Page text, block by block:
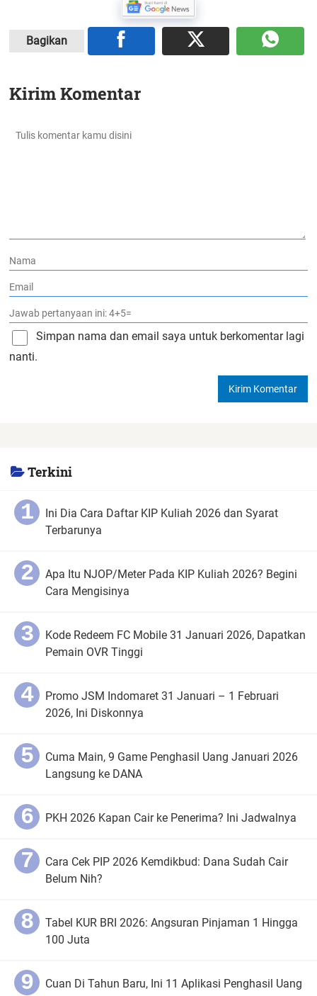
Bagikan
Kirim Komentar
Simpan nama dan email saya untuk berkomentar lagi
nanti.
Terkini
Ini Dia Cara Daftar KIP Kuliah 2026 dan Syarat
Terbarunya
Apa Itu NJOP/Meter Pada KIP Kuliah 2026? Begini
Cara Mengisinya
Kode Redeem FC Mobile 31 Januari 2026, Dapatkan
Pemain OVR Tinggi
Promo JSM Indomaret 31 Januari – 1 Februari
2026, Ini Diskonnya
Cuma Main, 9 Game Penghasil Uang Januari 2026
Langsung ke DANA
PKH 2026 Kapan Cair ke Penerima? Ini Jadwalnya
Cara Cek PIP 2026 Kemdikbud: Dana Sudah Cair
Belum Nih?
Tabel KUR BRI 2026: Angsuran Pinjaman 1 Hingga
100 Juta
Cuan Di Tahun Baru, Ini 11 Aplikasi Penghasil Uang